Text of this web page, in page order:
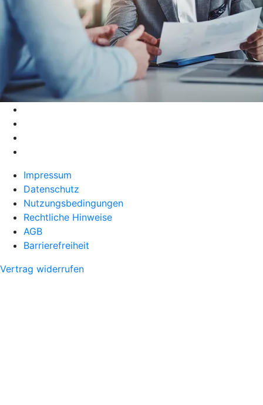
Impressum
Datenschutz
Nutzungsbedingungen
Rechtliche Hinweise
AGB
Barrierefreiheit
Vertrag widerrufen